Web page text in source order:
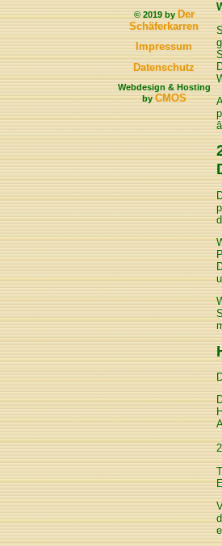
© 2019 byDer
Schäferkarren
Impressum
Datenschutz
Webdesign & Hosting
byCMOS